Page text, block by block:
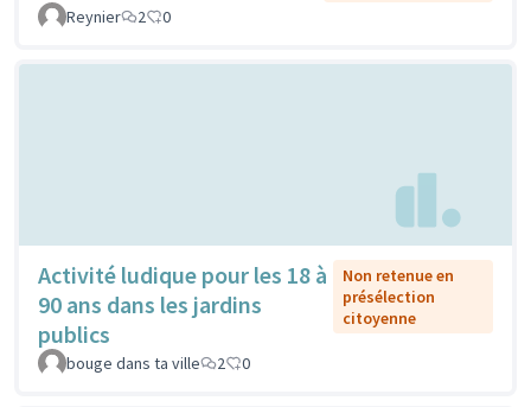
Reynier
2 0
Activité ludique pour les 18 à
90 ans dans les jardins
publics
Non retenue en
présélection
citoyenne
bouge dans ta ville 2 0